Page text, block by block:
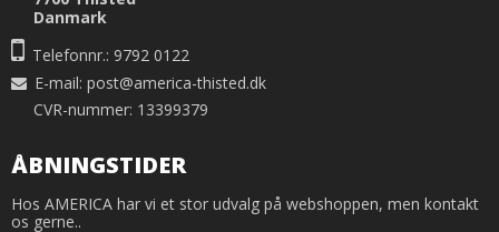
Danmark
Telefonnr.: 9792 0122
E-mail: post@america-thisted.dk
CVR-nummer: 13399379
ÅBNINGSTIDER
Hos AMERICA har vi et stor udvalg på webshoppen, men kontakt
os gerne..